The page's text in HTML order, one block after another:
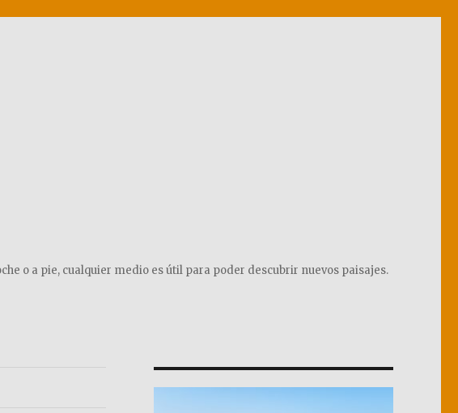
o a pie, cualquier medio es útil para poder descubrir nuevos paisajes.